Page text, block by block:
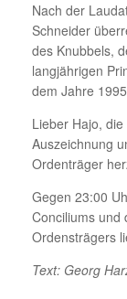
Nach der
Schneider
des Knubbels,
langjährigen
dem Jahre
Lieber Hajo,
Auszeichnung
Ordenträger
Gegen 23:00
Conciliums und
Ordensträgers
Text: Georg